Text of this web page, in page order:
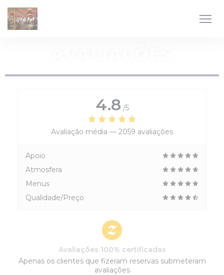
4.8 /5
Avaliação média — 2059 avaliações
Apoio
Atmosfera
Menus
Qualidade/Preço
Avaliações 100% certificadas
Apenas os clientes que fizeram reservas submeteram
avaliações